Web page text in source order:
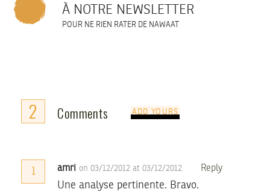
À NOTRE NEWSLETTER
POUR NE RIEN RATER DE NAWAAT
2 Comments ADD YOURS
1 amri on 03/12/2012 at 03/12/2012 Reply
Une analyse pertinente. Bravo.